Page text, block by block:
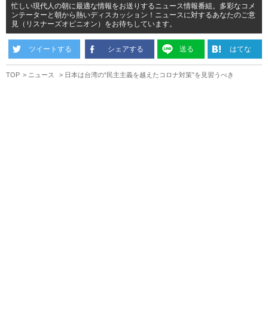
忙しい現代人の朝に最適な情報をお送りするニュース情報番組。多彩なコメ
ンテーターと朝から熱いディスカッション！ニュースに対するあなたのご意
見（リスナーズオピニオン）をお待ちしています。
ツイートする シェアする 送る はてな
TOP ニュース 日本は台湾の“民主主義を越えたコロナ対策”を見習うべき